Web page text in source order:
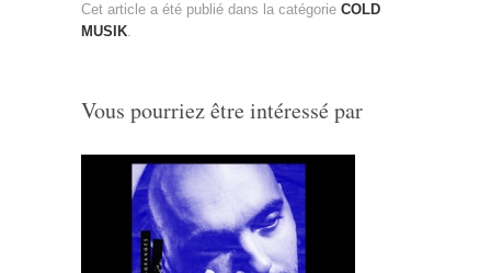
Cet article a été publié dans la catégorie COLD
MUSIK.
Vous pourriez être intéressé par